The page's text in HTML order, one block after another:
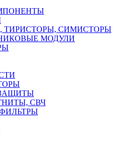
ТИРИСТОРЫ, СИМИСТОРЫ
МОДУЛИ
СВЧ